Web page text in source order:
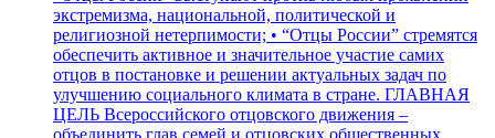
экстремизма, национальной, политической и
религиозной нетерпимости; • “Отцы России” стремятся
обеспечить активное и значительное участие самих
отцов в постановке и решении актуальных задач по
улучшению социального климата в стране. ГЛАВНАЯ
ЦЕЛЬ Всероссийского отцовского движения –
объединить глав семей и отцовских общественных